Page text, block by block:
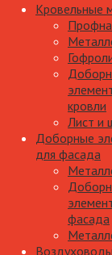
Кровельные
кровли
Лист и
Доборные
для фасада
фасада
Воздуховоды